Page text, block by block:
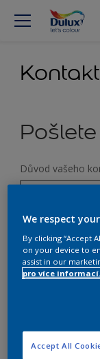
Důvod vašeho
Rada při
Dotaz na
Hodnocení
Křestní jméno
Telefon
We respect
By clicking “Accept
on your device to
assist in our
pro více informací.
Accept All